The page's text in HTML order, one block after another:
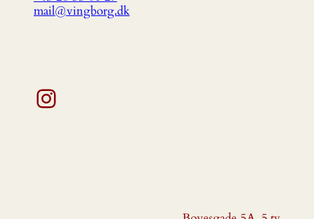
mail@vingborg.dk
Instagram